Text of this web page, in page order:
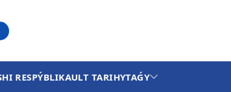
RESPÝBLIKAULT TARIHYTAǴY